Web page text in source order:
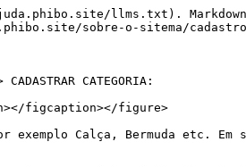
llms.txt). Markdown
sobre-o-sitema/
CATEGORIA:
figcaption></figure>
exemplo Calça, Bermuda etc.